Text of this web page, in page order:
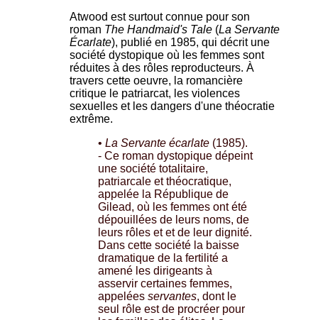
Atwood est surtout connue pour son
roman The Handmaid's Tale (La Servante
Écarlate), publié en 1985, qui décrit une
société dystopique où les femmes sont
réduites à des rôles reproducteurs. À
travers cette oeuvre, la romancière
critique le patriarcat, les violences
sexuelles et les dangers d'une théocratie
extrême.
• La Servante écarlate (1985).
- Ce roman dystopique dépeint
une société totalitaire,
patriarcale et théocratique,
appelée la République de
Gilead, où les femmes ont été
dépouillées de leurs noms, de
leurs rôles et et de leur dignité.
Dans cette société la baisse
dramatique de la fertilité a
amené les dirigeants à
asservir certaines femmes,
appelées servantes, dont le
seul rôle est de procréer pour